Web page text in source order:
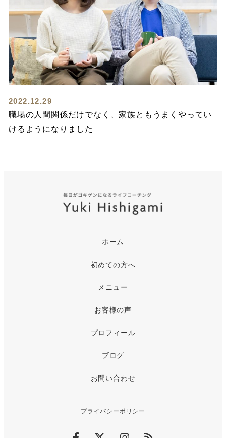
職場の人間関係だけでなく、家族ともうまくやってい
けるようになりました
2022.12.29
ホーム
初めての方へ
メニュー
お客様の声
プロフィール
ブログ
お問い合わせ
プライバシーポリシー